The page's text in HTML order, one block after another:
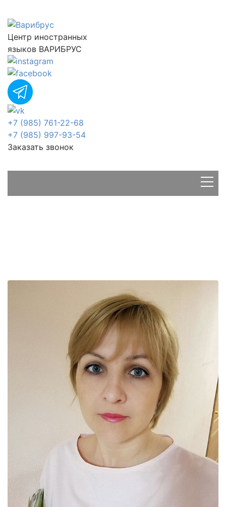
Центр иностранных
языков ВАРИБРУС
+7 (985) 761-22-68
+7 (985) 997-93-54
Заказать звонок